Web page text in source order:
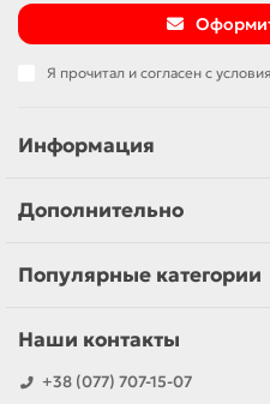
Я прочитал и согласен с
Информация
Дополнительно
Популярные категории
Наши контакты
+38 (077) 707-15-07